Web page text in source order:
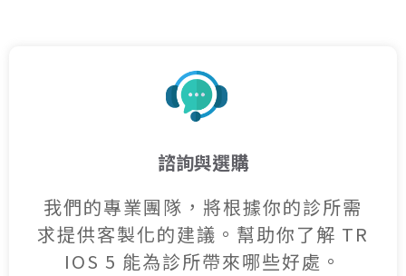
諮詢與選購
我們的專業團隊，將根據你的診所需
求提供客製化的建議。 幫助你了解 TR
IOS 5 能為診所帶來哪些好處。